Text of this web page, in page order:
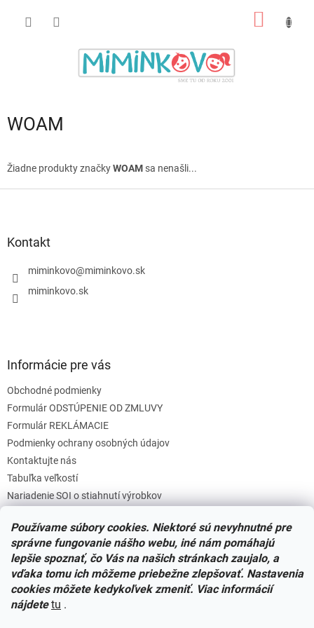
Používame súbory cookies. Niektoré sú nevyhnutné pre
správne fungovanie nášho webu, iné nám pomáhajú
lepšie spoznať, čo Vás na našich stránkach zaujalo, a
vďaka tomu ich môžeme priebežne zlepšovať. Nastavenia
cookies môžete kedykoľvek zmeniť. Viac informácií
nájdete tu .
WOAM
Žiadne produkty značkyWOAM sa nenašli...
Kontakt
miminkovo@miminkovo.sk
miminkovo.sk
Informácie pre vás
Obchodné podmienky
Formulár ODSTÚPENIE OD ZMLUVY
Formulár REKLÁMACIE
Podmienky ochrany osobných údajov
Kontaktujte nás
Tabuľka veľkostí
Nariadenie SOI o stiahnutí výrobkov
Zásady súborov COOKIES
Facebook